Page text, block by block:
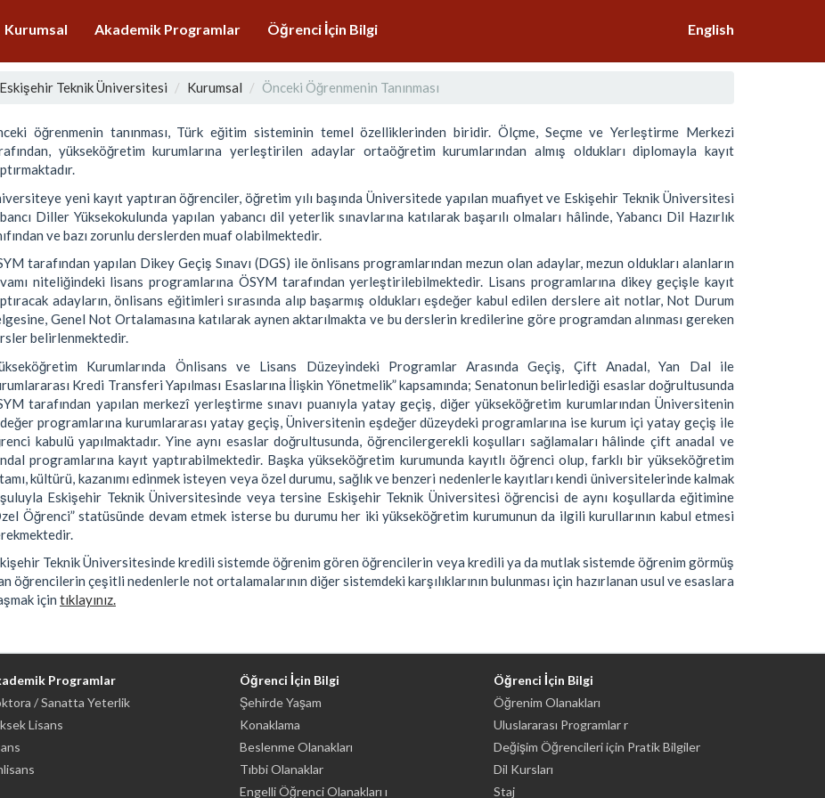
Kurumsal Akademik Programlar Öğrenci İçin Bilgi English
Eskişehir Teknik Üniversitesi Kurumsal Önceki Öğrenmenin Tanınması
öğrenmenin tanınması, Türk eğitim sisteminin temel özelliklerinden biridir. Ölçme, Seçme ve Yerleştirme Merkezi
yükseköğretim kurumlarına yerleştirilen adaylar ortaöğretim kurumlarından almış oldukları diplomayla kayıt
yeni kayıt yaptıran öğrenciler, öğretim yılı başında Üniversitede yapılan muafiyet ve Eskişehir Teknik Üniversitesi
Diller Yüksekokulunda yapılan yabancı dil yeterlik sınavlarına katılarak başarılı olmaları hâlinde, Yabancı Dil Hazırlık
ve bazı zorunlu derslerden muaf olabilmektedir.
tarafından yapılan Dikey Geçiş Sınavı (DGS) ile önlisans programlarından mezun olan adaylar, mezun oldukları alanların
niteliğindeki lisans programlarına ÖSYM tarafından yerleştirilebilmektedir. Lisans programlarına dikey geçişle kayıt
adayların, önlisans eğitimleri sırasında alıp başarmış oldukları eşdeğer kabul edilen derslere ait notlar, Not Durum
Genel Not Ortalamasına katılarak aynen aktarılmakta ve bu derslerin kredilerine göre programdan alınması gereken
belirlenmektedir.
Kurumlarında Önlisans ve Lisans Düzeyindeki Programlar Arasında Geçiş, Çift Anadal, Yan Dal ile
Kredi Transferi Yapılması Esaslarına İlişkin Yönetmelik” kapsamında; Senatonun belirlediği esaslar doğrultusunda
tarafından yapılan merkezî yerleştirme sınavı puanıyla yatay geçiş, diğer yükseköğretim kurumlarından Üniversitenin
programlarına kurumlararası yatay geçiş, Üniversitenin eşdeğer düzeydeki programlarına ise kurum içi yatay geçiş ile
kabulü yapılmaktadır. Yine aynı esaslar doğrultusunda, öğrencilergerekli koşulları sağlamaları hâlinde çift anadal ve
programlarına kayıt yaptırabilmektedir. Başka yükseköğretim kurumunda kayıtlı öğrenci olup, farklı bir yükseköğretim
kültürü, kazanımı edinmek isteyen veya özel durumu, sağlık ve benzeri nedenlerle kayıtları kendi üniversitelerinde kalmak
Eskişehir Teknik Üniversitesinde veya tersine Eskişehir Teknik Üniversitesi öğrencisi de aynı koşullarda eğitimine
Öğrenci” statüsünde devam etmek isterse bu durumu her iki yükseköğretim kurumunun da ilgili kurullarının kabul etmesi
Teknik Üniversitesinde kredili sistemde öğrenim gören öğrencilerin veya kredili ya da mutlak sistemde öğrenim görmüş
öğrencilerin çeşitli nedenlerle not ortalamalarının diğer sistemdeki karşılıklarının bulunması için hazırlanan usul ve esaslara
için tıklayınız.
Programlar
/ Sanatta Yeterlik
Lisans
Öğrenci İçin Bilgi
Şehirde Yaşam
Konaklama
Beslenme Olanakları
Tıbbi Olanaklar
Engelli Öğrenci Olanakları ı
Öğrenci İçin Bilgi
Öğrenim Olanakları
Uluslararası Programlar r
Değişim Öğrencileri için Pratik Bilgiler
Dil Kursları
Staj